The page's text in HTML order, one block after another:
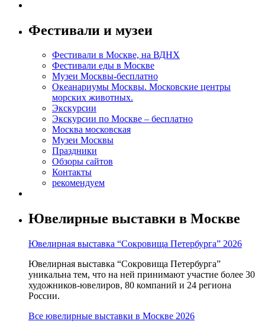
Фестивали и музеи
Фестивали в Москве, на ВДНХ
Фестивали еды в Москве
Музеи Москвы-бесплатно
Океанариумы Москвы. Московские центры
морских животных.
Экскурсии
Экскурсии по Москве – бесплатно
Москва московская
Музеи Москвы
Праздники
Обзоры сайтов
Контакты
рекомендуем
Ювелирные выставки в Москве
Ювелирная выставка “Сокровища Петербурга” 2026
Ювелирная выставка “Сокровища Петербурга”
уникальна тем, что на ней принимают участие более 30
художников-ювелиров, 80 компаний и 24 региона
России.
Все ювелирные выставки в Москве 2026